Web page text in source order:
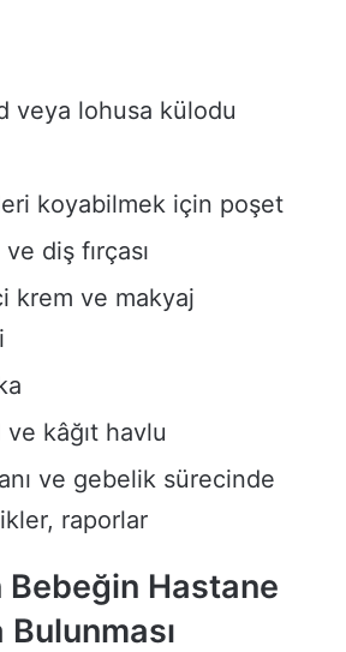
veya lohusa külodu
koyabilmek için poşet
diş fırçası
krem ve makyaj
kâğıt havlu
ve gebelik sürecinde
raporlar
Bebeğin Hastane
Bulunması